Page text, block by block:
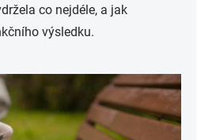
co nejdéle, a jak
výsledku.